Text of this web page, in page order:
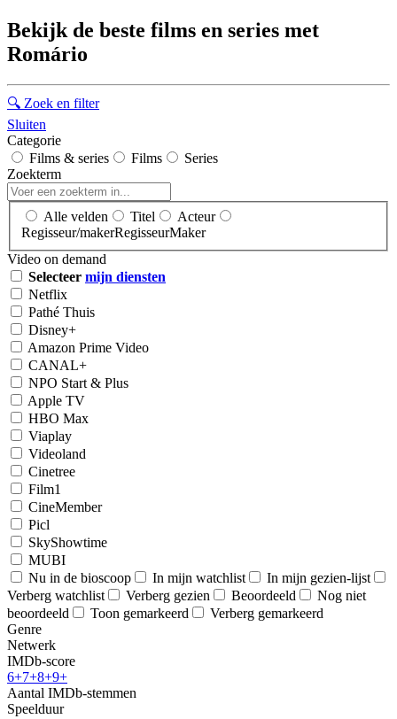
Bekijk de beste films en series met
Romário
🔍 Zoek en filter
Sluiten
Categorie
Films & series
Films
Series
Zoekterm
Alle velden Titel
Acteur
Regisseur/makerRegisseurMaker
Video on demand
Selecteer mijn diensten
Netflix
Pathé Thuis
Disney+
Amazon Prime Video
CANAL+
NPO Start & Plus
Apple TV
HBO Max
Viaplay
Videoland
Cinetree
Film1
CineMember
Picl
SkyShowtime
MUBI
Nu in de bioscoop
In mijn watchlist
In mijn gezien-lijst
Verberg watchlist
Verberg gezien Beoordeeld
Nog niet
beoordeeld
Toon gemarkeerd
Verberg gemarkeerd
Genre
Netwerk
IMDb-score
6+7+8+9+
Aantal IMDb-stemmen
Speelduur